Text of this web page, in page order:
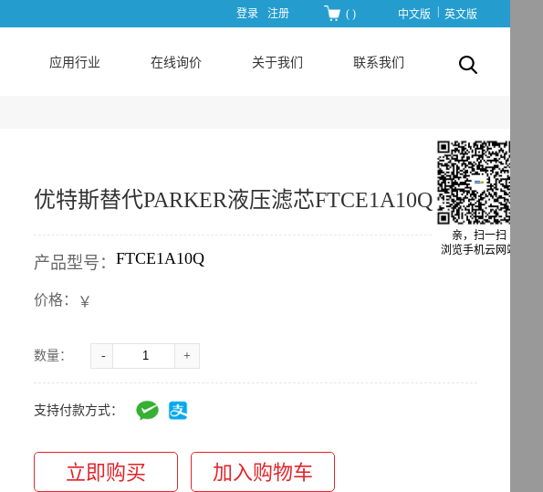
中文版 英文版
登录 注册 ( )
应用行业 在线询价 关于我们 联系我们
优特斯替代PARKER液压滤芯FTCE1A10Q
产品型号： FTCE1A10Q
价格： ￥
数量： - +
支持付款方式：
亲，扫一扫
浏览手机云网站